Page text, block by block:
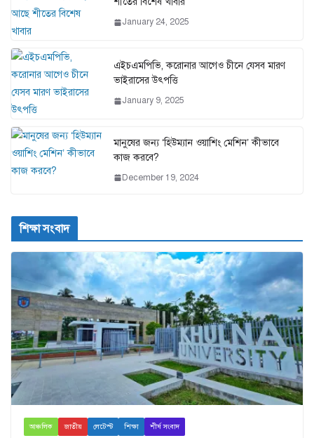
January 24, 2025
এইচএমপিভি, করোনার আগেও চীনে যেসব মারণ
ভাইরাসের উৎপত্তি
January 9, 2025
মানুষের জন্য ‘হিউম্যান ওয়াশিং মেশিন’ কীভাবে
কাজ করবে?
December 19, 2024
শিক্ষা সংবাদ
আঞ্চলিক জাতীয় লেটেস্ট শিক্ষা শীর্ষ সংবাদ